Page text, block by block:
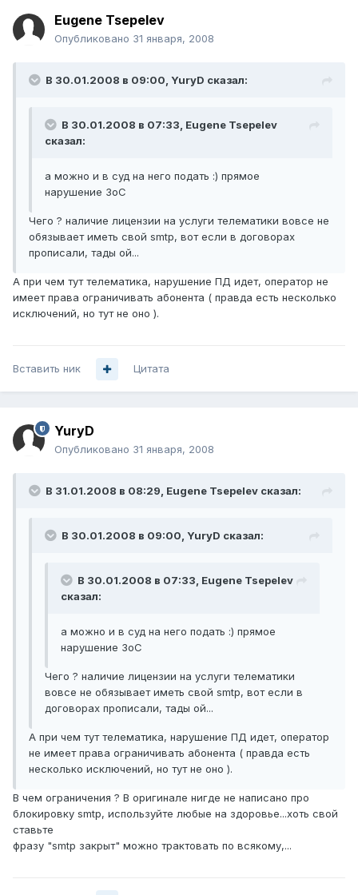
Eugene Tsepelev
Опубликовано 31 января, 2008
В 30.01.2008 в 09:00, YuryD сказал:
В 30.01.2008 в 07:33, Eugene Tsepelev
сказал:
а можно и в суд на него подать :) прямое
нарушение ЗоС
Чего ? наличие лицензии на услуги телематики вовсе не
обязывает иметь свой smtp, вот если в договорах
прописали, тады ой...
А при чем тут телематика, нарушение ПД идет, оператор не
имеет права ограничивать абонента ( правда есть несколько
исключений, но тут не оно ).
Вставить ник Цитата
YuryD
Опубликовано 31 января, 2008
В 31.01.2008 в 08:29, Eugene Tsepelev сказал:
В 30.01.2008 в 09:00, YuryD сказал:
В 30.01.2008 в 07:33, Eugene Tsepelev
сказал:
а можно и в суд на него подать :) прямое
нарушение ЗоС
Чего ? наличие лицензии на услуги телематики
вовсе не обязывает иметь свой smtp, вот если в
договорах прописали, тады ой...
А при чем тут телематика, нарушение ПД идет, оператор
не имеет права ограничивать абонента ( правда есть
несколько исключений, но тут не оно ).
В чем ограничения ? В оригинале нигде не написано про
блокировку smtp, используйте любые на здоровье...хоть свой
ставьте
фразу "smtp закрыт" можно трактовать по всякому,...